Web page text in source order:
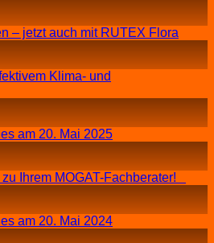
– jetzt auch mit RUTEX Flora
Klima- und
am 20. Mai 2025
zu Ihrem MOGAT-Fachberater!
am 20. Mai 2024